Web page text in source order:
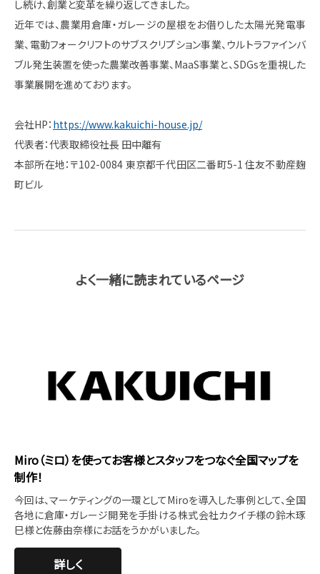
し続け、創業と変革を繰り返してきました。
近年では、農業用倉庫・ガレージの屋根をお借りした太陽光発電事
業、電動フォークリフトのサブスクリプション事業、ウルトラファインバ
ブル発生装置を使った農業改善事業、MaaS事業と、SDGsを重視した
事業展開を進めております。
会社HP： https://www.kakuichi-house.jp/
代表者：代表取締役社長 田中離有
本部所在地：〒102-0084 東京都千代田区二番町5-1 住友不動産麹
町ビル
よく一緒に読まれているページ
Miro（ミロ）を使ってお客様とスタッフをつなぐ全国マップを
制作！
今回は、マーケティングの一環としてMiroを導入した事例として、全国
各地に倉庫・ガレージ開発を手掛ける株式会社カクイチ様の鈴木琢
巳様と佐藤由奈様にお話をうかがいました。
詳しく